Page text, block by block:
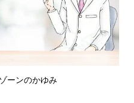
ーンのかゆみ